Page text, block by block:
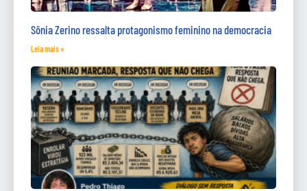
Sônia Zerino ressalta protagonismo feminino na democracia
Leia mais »